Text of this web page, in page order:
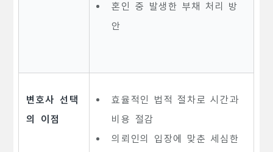
혼인 중 발생한 부채 처리 방
안
변호사 선택
의 이점
효율적인 법적 절차로 시간과
비용 절감
의뢰인의 입장에 맞춘 세심한